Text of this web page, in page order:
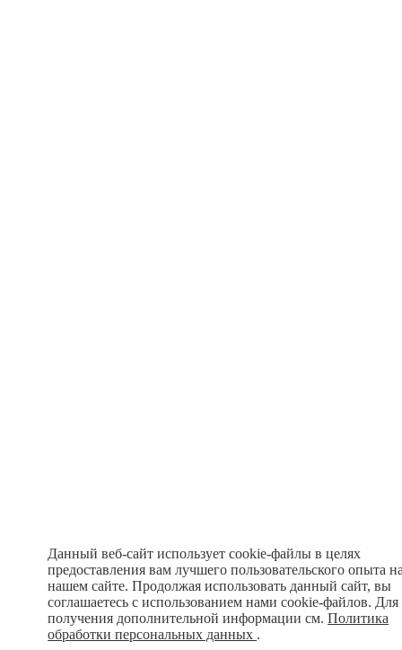
Данный веб-сайт использует cookie-файлы в целях
предоставления вам лучшего пользовательского опыта
нашем сайте. Продолжая использовать данный сайт, вы
соглашаетесь с использованием нами cookie-файлов. Для
получения дополнительной информации см.Политика
обработки персональных данных .